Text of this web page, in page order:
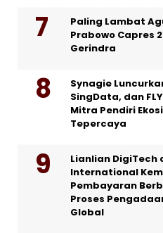
Paling Lambat
Prabowo Capres
Gerindra
Synagie
SingData, dan
Mitra Pendiri
Tepercaya
Lianlian DigiTech
International
Pembayaran
Proses
Global